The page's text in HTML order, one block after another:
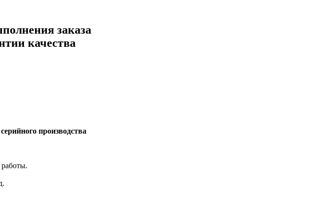
заказа
качества
производства